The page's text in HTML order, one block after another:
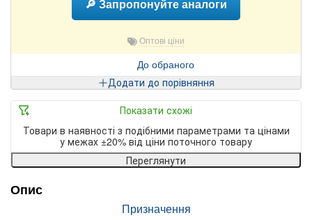
🔎 Запропонуйте аналоги
Оптові ціни
До обраного
Додати до порівняння
Показати схожі
Товари в наявності з подібними параметрами та цінами
у межах ±20% від ціни поточного товару
Переглянути
Опис
Призначення